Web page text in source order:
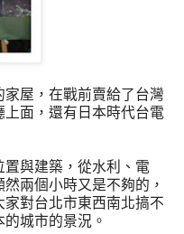
屋，在戰前賣給了台灣
面，還有日本時代台電
與建築，從水利、電
兩個小時又是不夠的，
對台北市東西南北搞不
城市的景況。